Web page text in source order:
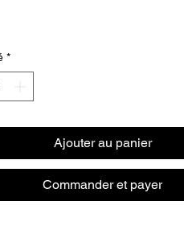
*
Ajouter au panier
Commander et payer